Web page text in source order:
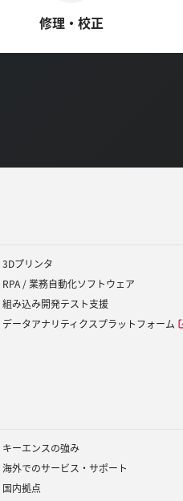
修理・校正
3Dプリンタ
RPA / 業務自動化ソフトウェア
組み込み開発テスト支援
データアナリティクスプラットフォーム
キーエンスの強み
海外でのサービス・サポート
国内拠点